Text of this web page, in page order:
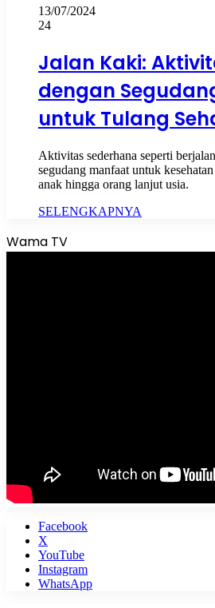
13/07/2024
24
Jalan Kaki:
dengan
untuk Tulang
Aktivitas sederhana seperti
segudang manfaat untuk
anak hingga orang lanjut usia.
SELENGKAPNYA
Wama TV
Facebook
X
YouTube
Instagram
WhatsApp